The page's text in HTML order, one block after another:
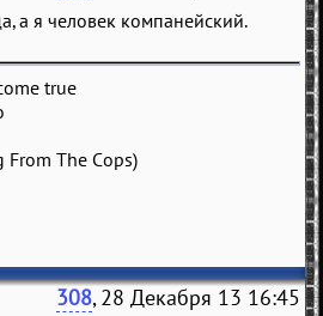
а я человек компанейский.
true
The Cops)
308, 28 Декабря 13 16:45